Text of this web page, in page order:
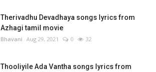
Therivadhu Devadhaya songs lyrics from
Azhagi tamil movie
Bhavani Aug 29, 2021 0 32
Thooliyile Ada Vantha songs lyrics from